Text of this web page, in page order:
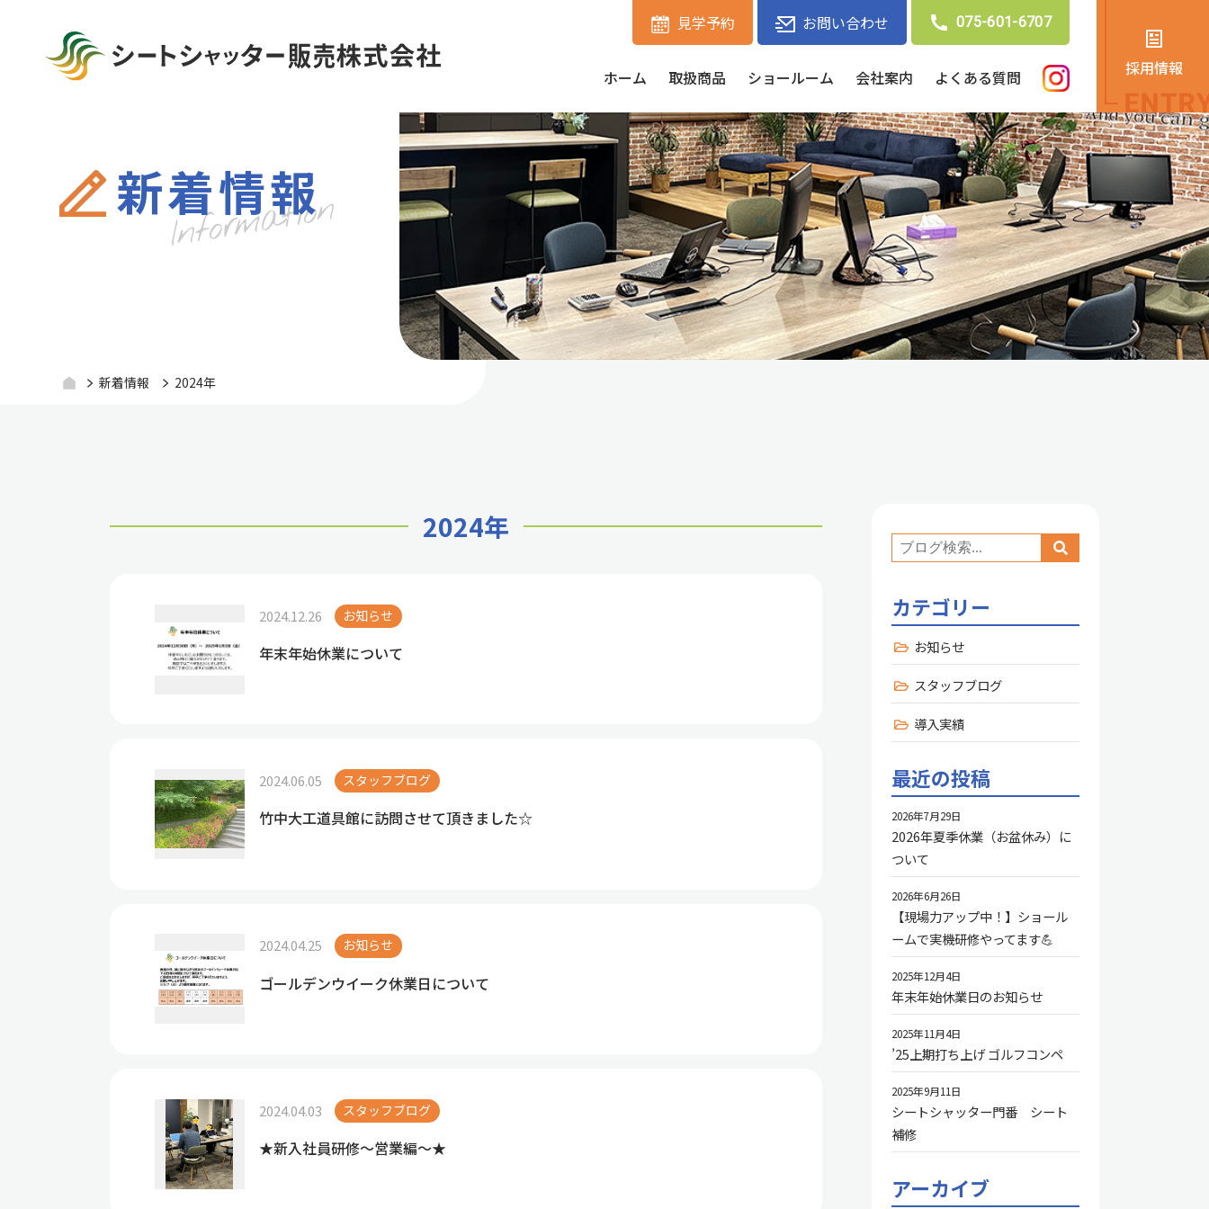
ホーム 取扱商品 ショールーム 会社案内 よくある質問 採用情報
見学予約 お問い合わせ 075-601-6707
新着情報
新着情報 2024年
2024年
2024.12.26 お知らせ
年末年始休業について
2024.06.05 スタッフブログ
竹中大工道具館に訪問させて頂きました☆
2024.04.25 お知らせ
ゴールデンウイーク休業日について
2024.04.03 スタッフブログ
★新入社員研修～営業編～★
カテゴリー
お知らせ
スタッフブログ
導入実績
最近の投稿
2026年夏季休業（お盆休み）に
ついて
2026年7月29日
【現場力アップ中！】ショール
ームで実機研修やってます💪
2026年6月26日
年末年始休業日のお知らせ
2025年12月4日
’25上期打ち上げ ゴルフコンペ
2025年11月4日
シートシャッター門番 シート
補修
2025年9月11日
アーカイブ